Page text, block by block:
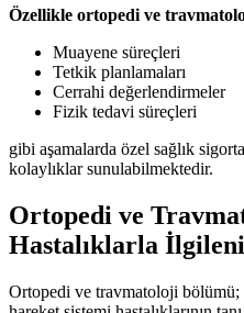
Özellikle ortopedi ve
Muayene süreçleri
Tetkik planlamaları
Cerrahi değerlendirmeler
Fizik tedavi süreçleri
gibi aşamalarda özel sağlık
kolaylıklar sunulabilmektedir.
Ortopedi ve
Hastalıklarla
Ortopedi ve travmatoloji